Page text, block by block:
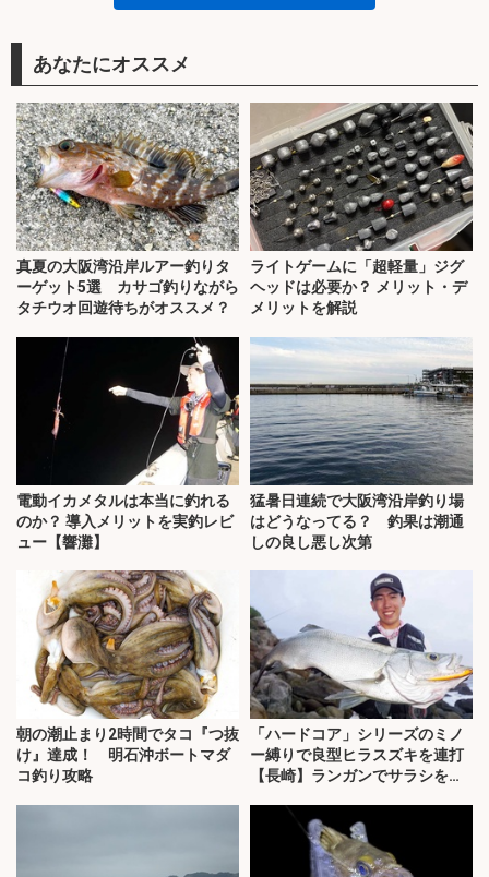
あなたにオススメ
真夏の大阪湾沿岸ルアー釣りタ
ーゲット5選 カサゴ釣りながら
タチウオ回遊待ちがオススメ？
ライトゲームに「超軽量」ジグ
ヘッドは必要か？ メリット・デ
メリットを解説
電動イカメタルは本当に釣れる
のか？ 導入メリットを実釣レビ
ュー【響灘】
猛暑日連続で大阪湾沿岸釣り場
はどうなってる？ 釣果は潮通
しの良し悪し次第
朝の潮止まり2時間でタコ『つ抜
け』達成！ 明石沖ボートマダ
コ釣り攻略
「ハードコア」シリーズのミノ
ー縛りで良型ヒラスズキを連打
【長崎】ランガンでサラシを攻